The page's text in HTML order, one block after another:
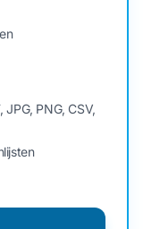
JPG, PNG, CSV,